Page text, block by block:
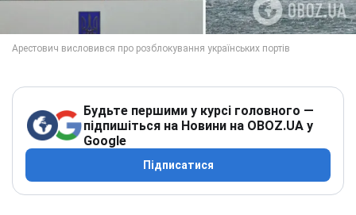
Будьте першими у курсі головного —
підпишіться на Новини на OBOZ.UA у
Google
Підписатися